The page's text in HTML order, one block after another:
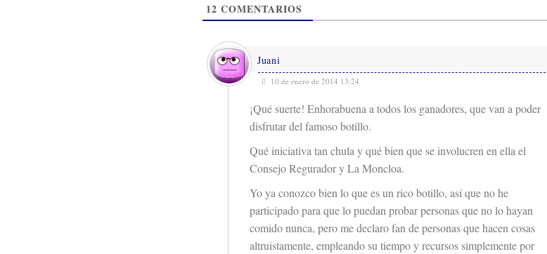
a
12 COMENTARIOS
Juani
10 de enero de 2014 13:24
¡Qué suerte! Enhorabuena a todos los ganadores, que van a poder
disfrutar del famoso botillo.
Qué iniciativa tan chula y qué bien que se involucren en ella el
Consejo Regurador y La Moncloa.
Yo ya conozco bien lo que es un rico botillo, así que no he
participado para que lo puedan probar personas que no lo hayan
comido nunca, pero me declaro fan de personas que hacen cosas
altruistamente, empleando su tiempo y recursos simplemente por